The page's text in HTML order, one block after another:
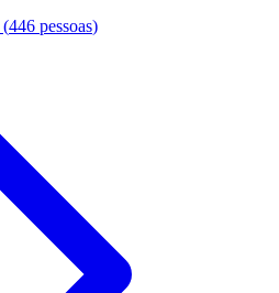
(446 pessoas)